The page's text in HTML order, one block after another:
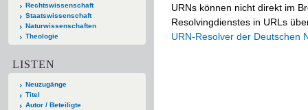
Rechtswissenschaft
Staatswissenschaft
Naturwissenschaften
Theologie
LISTEN
Neuzugänge
Titel
Autor / Beteiligte
URNs können nicht direkt im
Resolvingdienstes in URLs
URN-Resolver der Deutschen